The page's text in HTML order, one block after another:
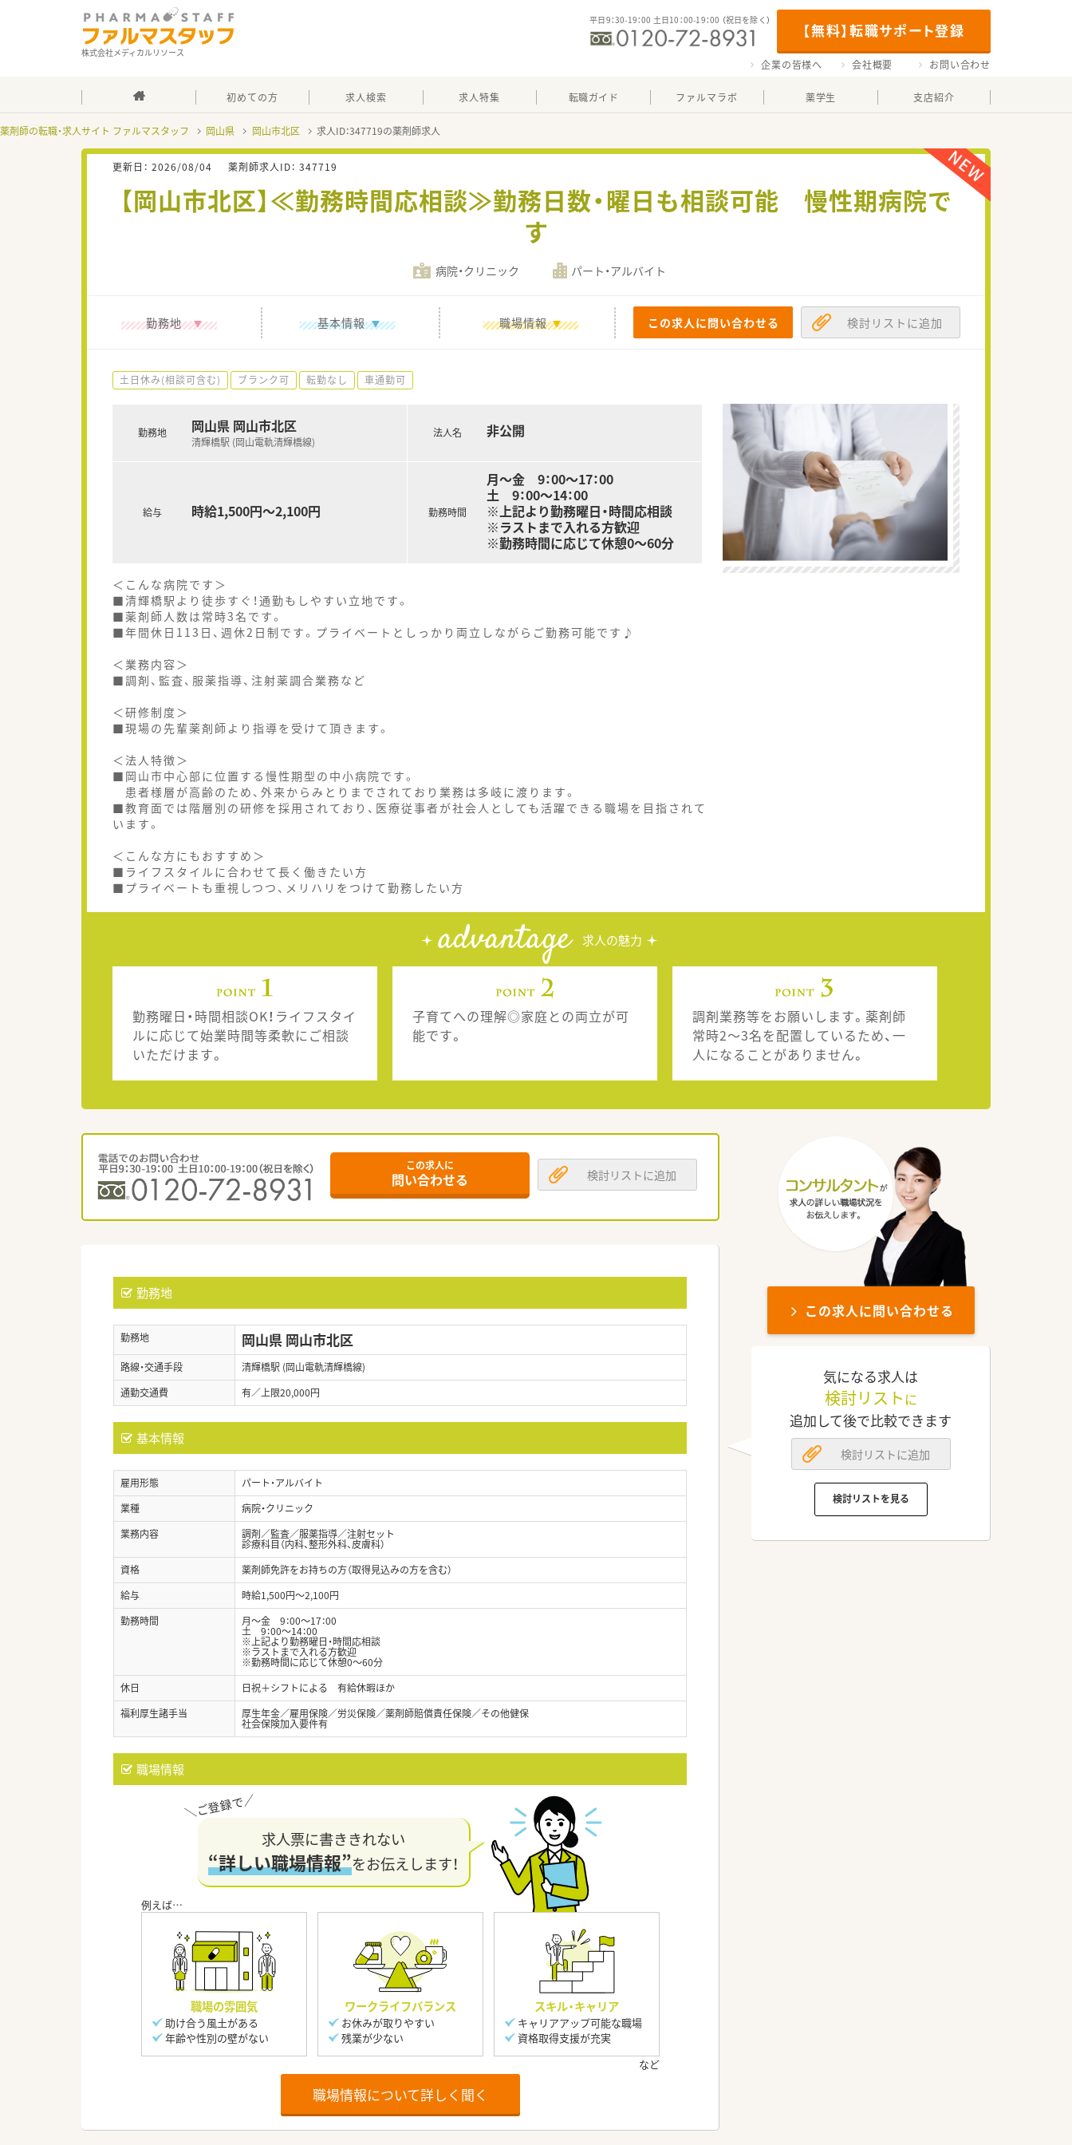
株式会社メディカルリソース
【無料】転職サポート登録
平日9：30-19：00 土日10：00-19：00 （祝日を除く）
企業の皆様へ 会社概要 お問い合わせ
初めての方 求人検索 求人特集 転職ガイド ファルマラボ 薬学生 支店紹介
薬剤師の転職・求人サイト ファルマスタッフ 岡山県 岡山市北区 求人ID：347719の薬剤師求人
更新日： 2026/08/04 薬剤師求人ID： 347719
【岡山市北区】≪勤務時間応相談≫勤務日数・曜日も相談可能 慢性期病院で
す
病院・クリニック パート・アルバイト
勤務地 基本情報 職場情報 この求人に問い合わせる 検討リストに追加
土日休み(相談可含む) ブランク可 転勤なし 車通勤可
勤務地 岡山県 岡山市北区
清輝橋駅 (岡山電軌清輝橋線)
給与 時給1,500円～2,100円
法人名 非公開
勤務時間
月～金 9：00～17：00
土 9：00～14：00
※上記より勤務曜日・時間応相談
※ラストまで入れる方歓迎
※勤務時間に応じて休憩0～60分
＜こんな病院です＞
■清輝橋駅より徒歩すぐ！通勤もしやすい立地です。
■薬剤師人数は常時3名です。
■年間休日113日、週休2日制です。プライベートとしっかり両立しながらご勤務可能です♪
＜業務内容＞
■調剤、監査、服薬指導、注射薬調合業務など
＜研修制度＞
■現場の先輩薬剤師より指導を受けて頂きます。
＜法人特徴＞
■岡山市中心部に位置する慢性期型の中小病院です。
患者様層が高齢のため、外来からみとりまでされており業務は多岐に渡ります。
■教育面では階層別の研修を採用されており、医療従事者が社会人としても活躍できる職場を目指されて
います。
＜こんな方にもおすすめ＞
■ライフスタイルに合わせて長く働きたい方
■プライベートも重視しつつ、メリハリをつけて勤務したい方
advantage 求人の魅力
勤務曜日・時間相談OK！ライフスタイ
ルに応じて始業時間等柔軟にご相談
いただけます。
子育てへの理解◎家庭との両立が可
能です。
調剤業務等をお願いします。薬剤師
常時2～3名を配置しているため、一
人になることがありません。
この求人に
問い合わせる 検討リストに追加
勤務地
勤務地 岡山県 岡山市北区
路線・交通手段
清輝橋駅 (岡山電軌清輝橋線)
通勤交通費
有／上限20,000円
基本情報
雇用形態
パート・アルバイト
業種
病院・クリニック
業務内容
調剤／監査／服薬指導／注射セット
診療科目（内科、整形外科、皮膚科）
資格
薬剤師免許をお持ちの方（取得見込みの方を含む）
給与
時給1,500円～2,100円
勤務時間
月～金 9：00～17：00
土 9：00～14：00
※上記より勤務曜日・時間応相談
※ラストまで入れる方歓迎
※勤務時間に応じて休憩0～60分
休日
日祝＋シフトによる 有給休暇ほか
福利厚生諸手当
厚生年金／雇用保険／労災保険／薬剤師賠償責任保険／その他健保
社会保険加入要件有
職場情報
求人票に書ききれない
“詳しい職場情報”をお伝えします！
職場の雰囲気
助け合う風土がある
年齢や性別の壁がない
ワークライフバランス
お休みが取りやすい
残業が少ない
スキル・キャリア
キャリアアップ可能な職場
資格取得支援が充実
職場情報について詳しく聞く
この求人に問い合わせる
気になる求人は
検討リスト に
追加して後で比較できます
検討リストに追加
検討リストを見る